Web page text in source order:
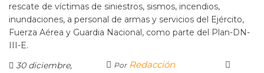
rescate de víctimas de siniestros, sismos, incendios,
inundaciones, a personal de armas y servicios del Ejército,
Fuerza Aérea y Guardia Nacional, como parte del Plan-DN-
III-E.
30 diciembre,
Por Redacción